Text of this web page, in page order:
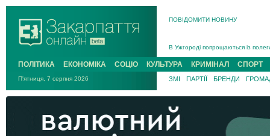
ПОВІДОМИТИ НОВИНУ
В Ужгороді попрощаються із
В Ужгороді 5 серпня
Підтвердили загибель
На війні з рф поліг військовий з
На Хустщині внаслідок ДТП за
Інструктора районного ТЦК на
ПОЛІТИКА ЕКОНОМІКА СОЦІО КУЛЬТУРА КРИМІНАЛ СПОРТ
П'ятниця, 7 серпня 2026 ЗМІ ПАРТІЇ БРЕНДИ